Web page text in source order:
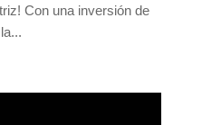
Con una inversión de